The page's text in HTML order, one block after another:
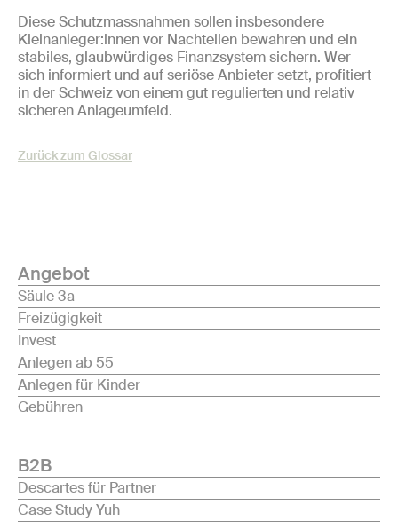
Diese Schutzmassnahmen sollen insbesondere
Kleinanleger:innen vor Nachteilen bewahren und ein
stabiles, glaubwürdiges Finanzsystem sichern. Wer
sich informiert und auf seriöse Anbieter setzt, profitiert
in der Schweiz von einem gut regulierten und relativ
sicheren Anlageumfeld.
Zurück zum Glossar
Angebot
Säule 3a
Freizügigkeit
Invest
Anlegen ab 55
Anlegen für Kinder
Gebühren
B2B
Descartes für Partner
Case Study Yuh